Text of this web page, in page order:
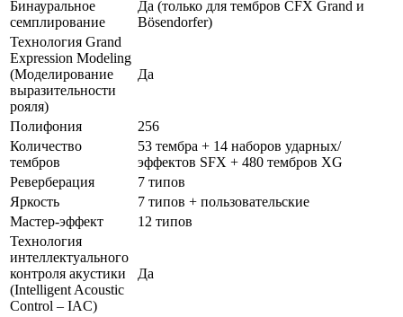
Бинауральное
семплирование
Да (только для тембров CFX Grand и
Bösendorfer)
Технология Grand
Expression Modeling
(Моделирование
выразительности
рояля)
Да
Полифония
256
Количество
тембров
53 тембра + 14 наборов ударных/
эффектов SFX + 480 тембров XG
Реверберация
7 типов
Яркость
7 типов + пользовательские
Мастер-эффект
12 типов
Технология
интеллектуального
контроля акустики
(Intelligent Acoustic
Control – IAC)
Да